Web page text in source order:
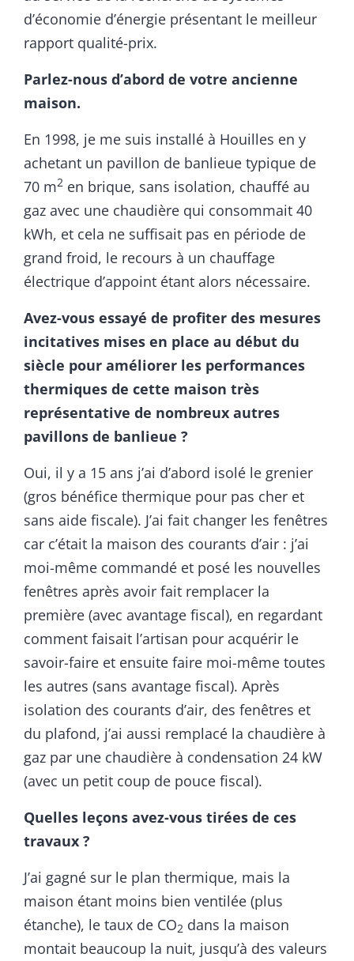
d’économie d’énergie présentant le meilleur
rapport qualité-prix.
Parlez-nous d’abord de votre ancienne
maison.
En 1998, je me suis installé à Houilles en y
achetant un pavillon de banlieue typique de
70 m2 en brique, sans isolation, chauffé au
gaz avec une chaudière qui consommait 40
kWh, et cela ne suffisait pas en période de
grand froid, le recours à un chauffage
électrique d’appoint étant alors nécessaire.
Avez-vous essayé de profiter des mesures
incitatives mises en place au début du
siècle pour améliorer les performances
thermiques de cette maison très
représentative de nombreux autres
pavillons de banlieue ?
Oui, il y a 15 ans j’ai d’abord isolé le grenier
(gros bénéfice thermique pour pas cher et
sans aide fiscale). J’ai fait changer les fenêtres
car c’était la maison des courants d’air : j’ai
moi-même commandé et posé les nouvelles
fenêtres après avoir fait remplacer la
première (avec avantage fiscal), en regardant
comment faisait l’artisan pour acquérir le
savoir-faire et ensuite faire moi-même toutes
les autres (sans avantage fiscal). Après
isolation des courants d’air, des fenêtres et
du plafond, j’ai aussi remplacé la chaudière à
gaz par une chaudière à condensation 24 kW
(avec un petit coup de pouce fiscal).
Quelles leçons avez-vous tirées de ces
travaux ?
J’ai gagné sur le plan thermique, mais la
maison étant moins bien ventilée (plus
étanche), le taux de CO2 dans la maison
montait beaucoup la nuit, jusqu’à des valeurs